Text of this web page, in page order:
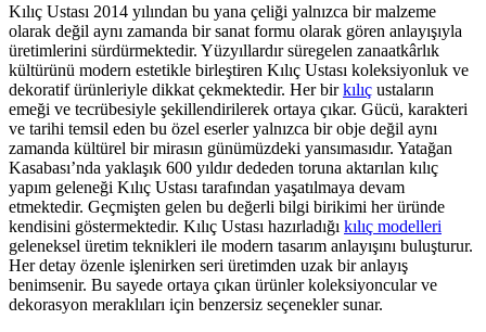
Kılıç Ustası 2014 yılından bu yana çeliği yalnızca bir malzeme
olarak değil aynı zamanda bir sanat formu olarak gören anlayışıyla
üretimlerini sürdürmektedir. Yüzyıllardır süregelen zanaatkârlık
kültürünü modern estetikle birleştiren Kılıç Ustası koleksiyonluk ve
dekoratif ürünleriyle dikkat çekmektedir. Her birkılıç ustaların
emeği ve tecrübesiyle şekillendirilerek ortaya çıkar. Gücü, karakteri
ve tarihi temsil eden bu özel eserler yalnızca bir obje değil aynı
zamanda kültürel bir mirasın günümüzdeki yansımasıdır. Yatağan
Kasabası’nda yaklaşık 600 yıldır dededen toruna aktarılan kılıç
yapım geleneği Kılıç Ustası tarafından yaşatılmaya devam
etmektedir. Geçmişten gelen bu değerli bilgi birikimi her üründe
kendisini göstermektedir. Kılıç Ustası hazırladığı kılıç modelleri
geleneksel üretim teknikleri ile modern tasarım anlayışını buluşturur.
Her detay özenle işlenirken seri üretimden uzak bir anlayış
benimsenir. Bu sayede ortaya çıkan ürünler koleksiyoncular ve
dekorasyon meraklıları için benzersiz seçenekler sunar.